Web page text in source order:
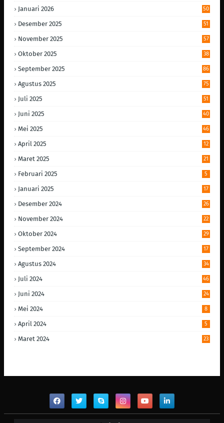
Januari 2026 50
Desember 2025 51
November 2025 57
Oktober 2025 38
September 2025 86
Agustus 2025 75
Juli 2025 51
Juni 2025 40
Mei 2025 46
April 2025 12
Maret 2025 21
Februari 2025 5
Januari 2025 17
Desember 2024 26
November 2024 22
Oktober 2024 29
September 2024 17
Agustus 2024 34
Juli 2024 46
Juni 2024 24
Mei 2024 8
April 2024 5
Maret 2024 23